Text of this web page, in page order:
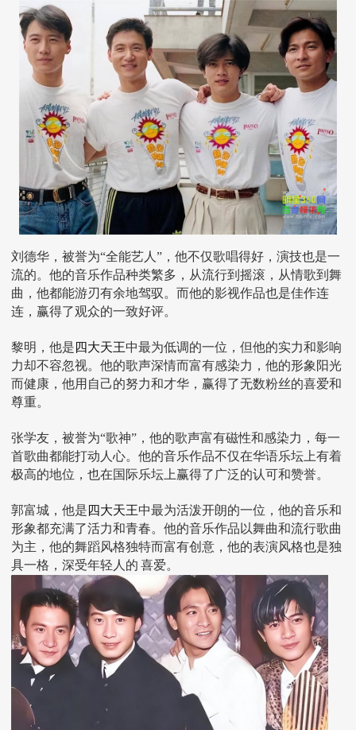
刘德华，被誉为“全能艺人”，他不仅歌唱得好，演技也是一
流的。他的音乐作品种类繁多，从流行到摇滚，从情歌到舞
曲，他都能游刃有余地驾驭。而他的影视作品也是佳作连
连，赢得了观众的一致好评。
黎明，他是 四大天王中最为低调的一位，但他的实力和影响
力却不容忽视。他的歌声深情而富有感染力，他的形象阳光
而健康，他用自己的努力和才华，赢得了无数粉丝的喜爱和
尊重。
张学友，被誉为“歌神”，他的歌声富有磁性和感染力，每一
首歌曲都能打动人心。他的音乐作品不仅在华语乐坛上有着
极高的地位，也在国际乐坛上赢得了广泛的认可和赞誉。
郭富城，他是 四大天王中最为活泼开朗的一位，他的音乐和
形象都充满了活力和青春。他的音乐作品以舞曲和流行歌曲
为主，他的舞蹈风格独特而富有创意，他的表演风格也是独
具一格，深受年轻人的 喜爱。